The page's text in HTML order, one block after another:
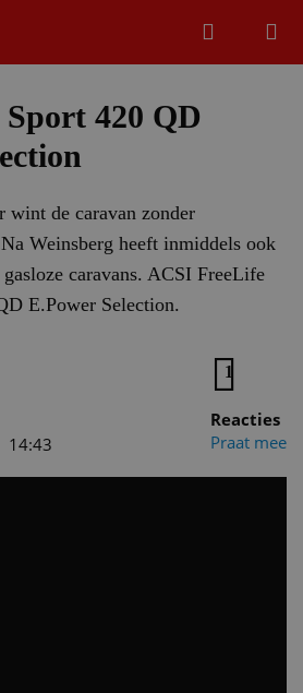
420 QD
wint de caravan zonder
Weinsberg heeft inmiddels ook
caravans. ACSI FreeLife
E.Power Selection.
14:43
1
Reacties
Praat mee